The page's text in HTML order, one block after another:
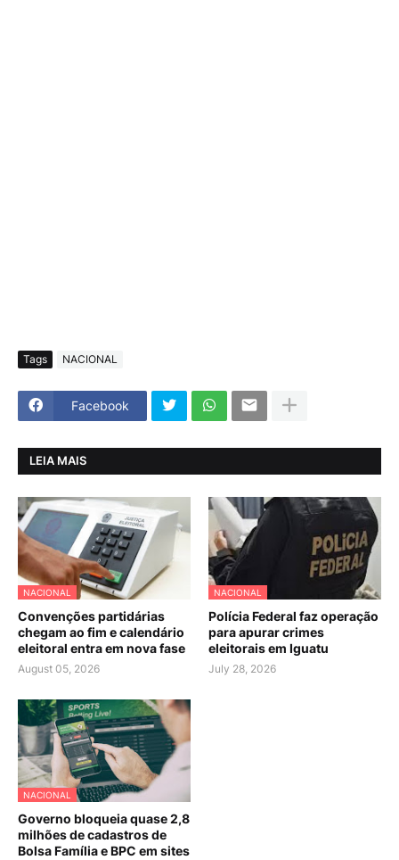
Tags NACIONAL
Facebook
LEIA MAIS
NACIONAL
Convenções partidárias
chegam ao fim e calendário
eleitoral entra em nova fase
August 05, 2026
NACIONAL
Polícia Federal faz operação
para apurar crimes
eleitorais em Iguatu
July 28, 2026
NACIONAL
Governo bloqueia quase 2,8
milhões de cadastros de
Bolsa Família e BPC em sites